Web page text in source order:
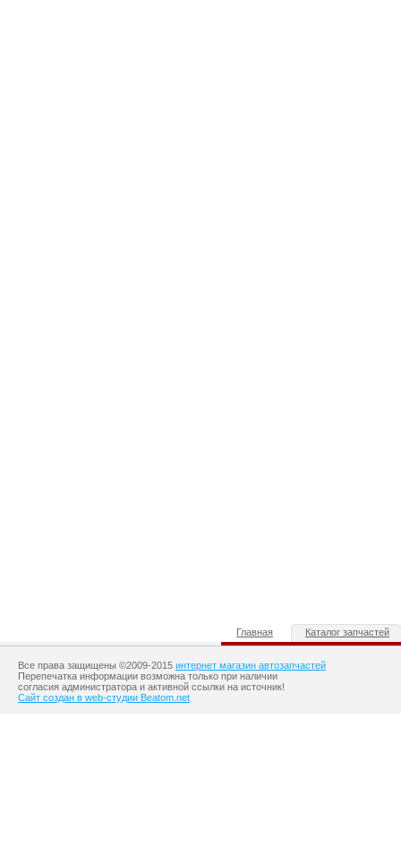
Главная Каталог запчастей
Все права защищены ©2009-2015 интернет магазин автозапчастей
Перепечатка информации возможна только при наличии
согласия администратора и активной ссылки на источник!
Сайт создан в web-студии Beatom.net